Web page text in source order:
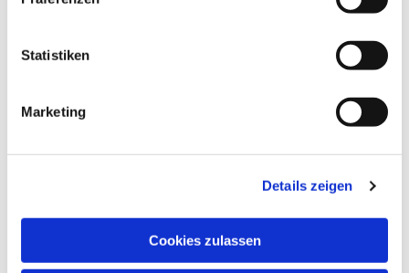
Statistiken
Marketing
Details zeigen
Cookies zulassen
Dies könnte Sie auch interessieren